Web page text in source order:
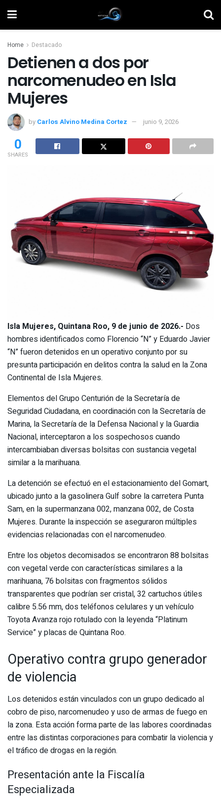
Home Destacado
Detienen a dos por
narcomenudeo en Isla
Mujeres
by Carlos Alvino Medina Cortez junio 9, 2026
0
SHARES
Isla Mujeres, Quintana Roo, 9 de junio de 2026.- Dos
hombres identificados como Florencio “N” y Eduardo Javier
“N” fueron detenidos en un operativo conjunto por su
presunta participación en delitos contra la salud en la Zona
Continental de Isla Mujeres.
Elementos del Grupo Centurión de la Secretaría de
Seguridad Ciudadana, en coordinación con la Secretaría de
Marina, la Secretaría de la Defensa Nacional y la Guardia
Nacional, interceptaron a los sospechosos cuando
intercambiaban diversas bolsitas con sustancia vegetal
similar a la marihuana.
La detención se efectuó en el estacionamiento del Gomart,
ubicado junto a la gasolinera Gulf sobre la carretera Punta
Sam, en la supermanzana 002, manzana 002, de Costa
Mujeres. Durante la inspección se aseguraron múltiples
evidencias relacionadas con el narcomenudeo.
Entre los objetos decomisados se encontraron 88 bolsitas
con vegetal verde con características similares a la
marihuana, 76 bolsitas con fragmentos sólidos
transparentes que podrían ser cristal, 32 cartuchos útiles
calibre 5.56 mm, dos teléfonos celulares y un vehículo
Toyota Avanza rojo rotulado con la leyenda “Platinum
Service” y placas de Quintana Roo.
Operativo contra grupo generador
de violencia
Los detenidos están vinculados con un grupo dedicado al
cobro de piso, narcomenudeo y uso de armas de fuego en
la zona. Esta acción forma parte de las labores coordinadas
entre las distintas corporaciones para combatir la violencia y
el tráfico de drogas en la región.
Presentación ante la Fiscalía
Especializada